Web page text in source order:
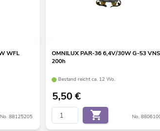
WFL
No. 88125205
OMNILUX PAR-36 6,4V/30W G-53
200h
Bestand reicht ca. 12 Wo.
5,50€
No.